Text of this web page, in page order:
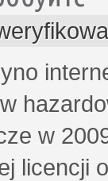
w
licencji